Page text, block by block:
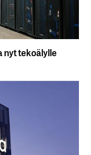
nyt tekoälylle